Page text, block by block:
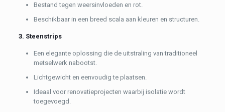
Bestand tegen weersinvloeden en rot.
Beschikbaar in een breed scala aan kleuren en structuren.
3. Steenstrips
Een elegante oplossing die de uitstraling van traditioneel
metselwerk nabootst.
Lichtgewicht en eenvoudig te plaatsen.
Ideaal voor renovatieprojecten waarbij isolatie wordt
toegevoegd.